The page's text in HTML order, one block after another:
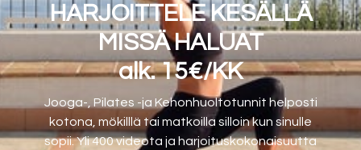
HARJOITTELE KESÄLLÄ
MISSÄ HALUAT
alk. 15€/KK
Jooga-, Pilates -ja Kehonhuoltotunnit helposti
kotona, mökilllä tai matkoilla silloin kun sinulle
sopii. Yli 400 videota ja harjoituskokonaisuutta